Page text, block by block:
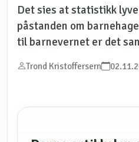
Det sies at statistikk
påstanden om
til barnevernet er det
Trond Kristoffersern